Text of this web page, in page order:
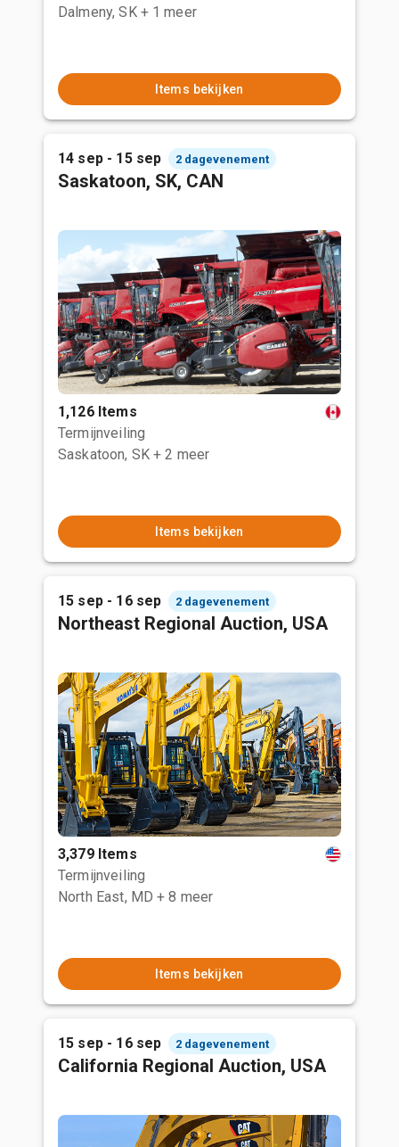
Dalmeny, SK + 1 meer
Items bekijken
14 sep - 15 sep 2 dagevenement
Saskatoon, SK, CAN
1,126 Items
Termijnveiling
Saskatoon, SK + 2 meer
Items bekijken
15 sep - 16 sep 2 dagevenement
Northeast Regional Auction, USA
3,379 Items
Termijnveiling
North East, MD + 8 meer
Items bekijken
15 sep - 16 sep 2 dagevenement
California Regional Auction, USA